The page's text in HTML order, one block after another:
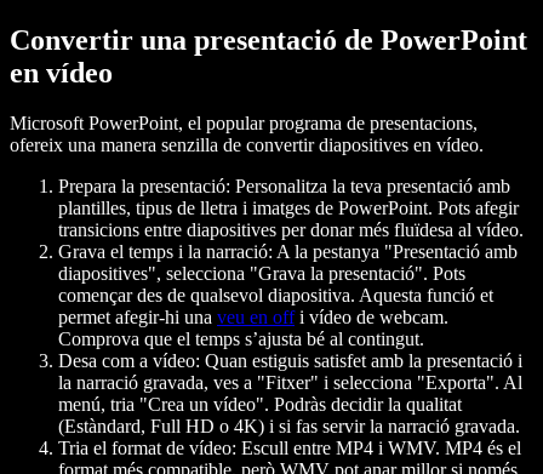
Convertir una presentació de PowerPoint
en vídeo
Microsoft PowerPoint, el popular programa de presentacions,
ofereix una manera senzilla de convertir diapositives en vídeo.
Prepara la presentació: Personalitza la teva presentació amb
plantilles, tipus de lletra i imatges de PowerPoint. Pots afegir
transicions entre diapositives per donar més fluïdesa al vídeo.
Grava el temps i la narració: A la pestanya "Presentació amb
diapositives", selecciona "Grava la presentació". Pots
començar des de qualsevol diapositiva. Aquesta funció et
permet afegir-hi una veu en offi vídeo de webcam.
Comprova que el temps s’ajusta bé al contingut.
Desa com a vídeo: Quan estiguis satisfet amb la presentació i
la narració gravada, ves a "Fitxer" i selecciona "Exporta". Al
menú, tria "Crea un vídeo". Podràs decidir la qualitat
(Estàndard, Full HD o 4K) i si fas servir la narració gravada.
Tria el format de vídeo: Escull entre MP4 i WMV. MP4 és el